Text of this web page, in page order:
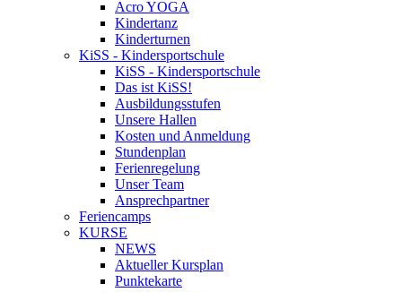
Acro YOGA
Kindertanz
Kinderturnen
KiSS - Kindersportschule
KiSS - Kindersportschule
Das ist KiSS!
Ausbildungsstufen
Unsere Hallen
Kosten und Anmeldung
Stundenplan
Ferienregelung
Unser Team
Ansprechpartner
Feriencamps
KURSE
NEWS
Aktueller Kursplan
Punktekarte